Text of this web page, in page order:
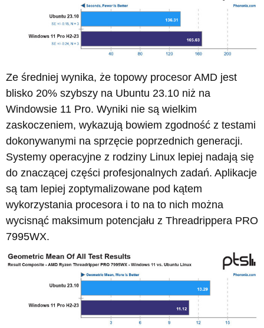
Ze średniej wynika, że topowy procesor AMD jest
blisko 20% szybszy na Ubuntu 23.10 niż na
Windowsie 11 Pro. Wyniki nie są wielkim
zaskoczeniem, wykazują bowiem zgodność z testami
dokonywanymi na sprzęcie poprzednich generacji.
Systemy operacyjne z rodziny Linux lepiej nadają się
do znaczącej części profesjonalnych zadań. Aplikacje
są tam lepiej zoptymalizowane pod kątem
wykorzystania procesora i to na to nich można
wycisnąć maksimum potencjału z Threadrippera PRO
7995WX.